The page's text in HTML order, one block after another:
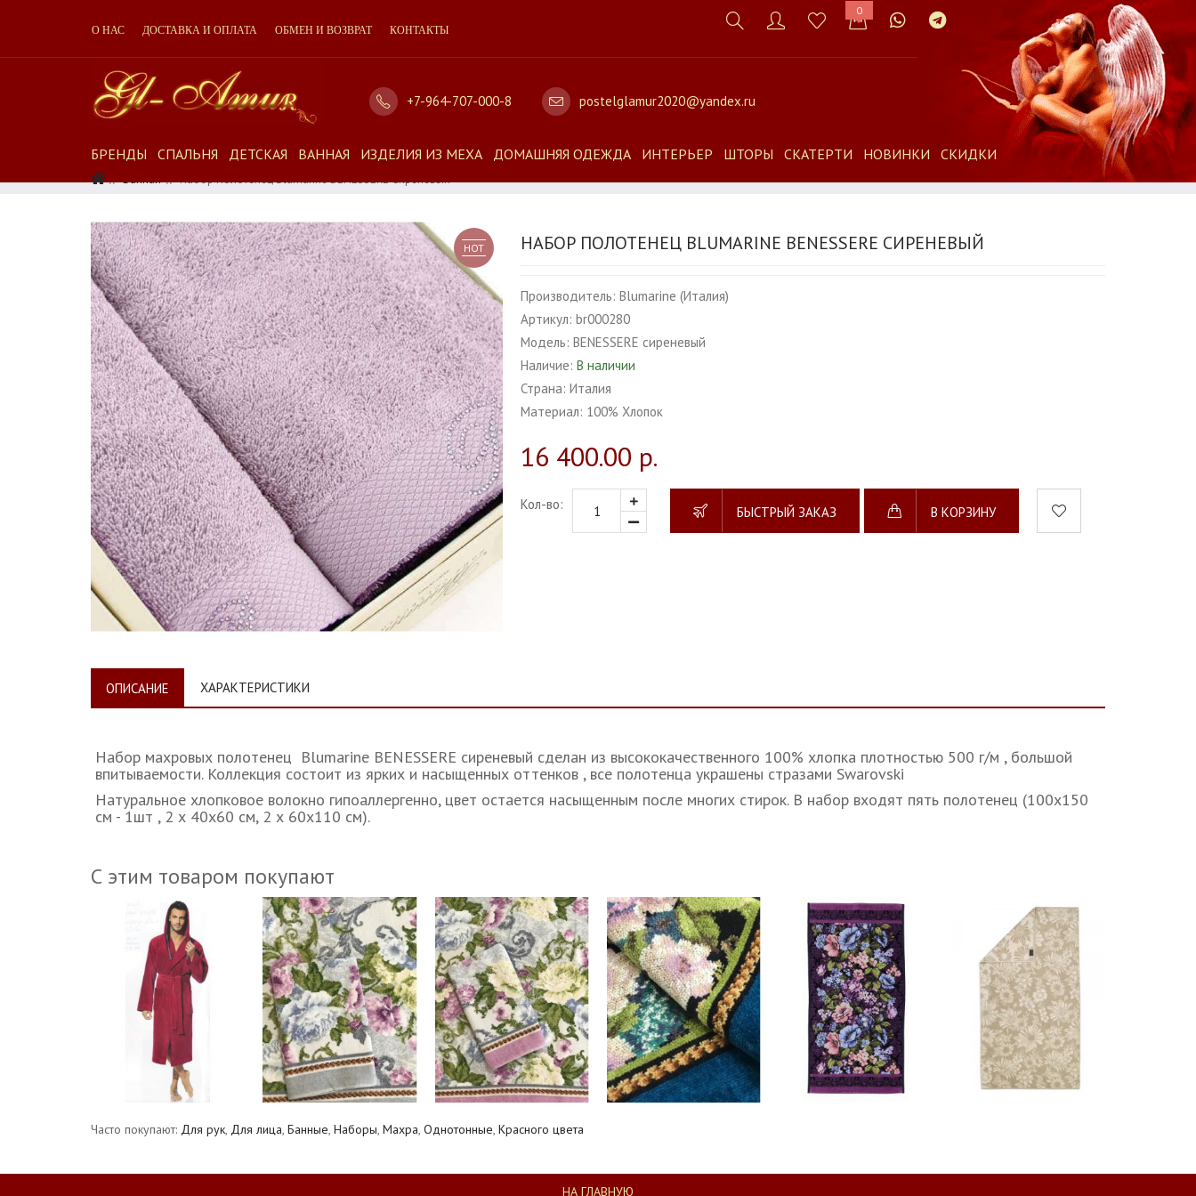
0
О НАС ДОСТАВКА И ОПЛАТА ОБМЕН И ВОЗВРАТ КОНТАКТЫ
+7-964-707-000-8 postelglamur2020@yandex.ru
БРЕНДЫ СПАЛЬНЯ ДЕТСКАЯ ВАННАЯ ИЗДЕЛИЯ ИЗ МЕХА ДОМАШНЯЯ ОДЕЖДА ИНТЕРЬЕР ШТОРЫ СКАТЕРТИ НОВИНКИ СКИДКИ
Ванная Набор Полотенец Blumarine BENESSERE Сиреневый
HOT НАБОР ПОЛОТЕНЕЦ BLUMARINE BENESSERE СИРЕНЕВЫЙ
Производитель: Blumarine (Италия)
Артикул: br000280
Модель: BENESSERE сиреневый
Наличие: В наличии
Страна: Италия
Материал: 100% Хлопок
16 400.00 р.
Кол-во: БЫСТРЫЙ ЗАКАЗ В КОРЗИНУ
ОПИСАНИЕ ХАРАКТЕРИСТИКИ
Набор махровых полотенец Blumarine BENESSERE сиреневый сделан из высококачественного 100% хлопка плотностью 500 г/м , большой
впитываемости. Коллекция состоит из ярких и насыщенных оттенков , все полотенца украшены стразами Swarovski
Натуральное хлопковое волокно гипоаллергенно, цвет остается насыщенным после многих стирок. В набор входят пять полотенец (100х150
см - 1шт , 2 х 40х60 см, 2 х 60х110 см).
С этим товаром покупают
Часто покупают: Для рук, Для лица, Банные, Наборы, Махра, Однотонные, Красного цвета
НА ГЛАВНУЮ